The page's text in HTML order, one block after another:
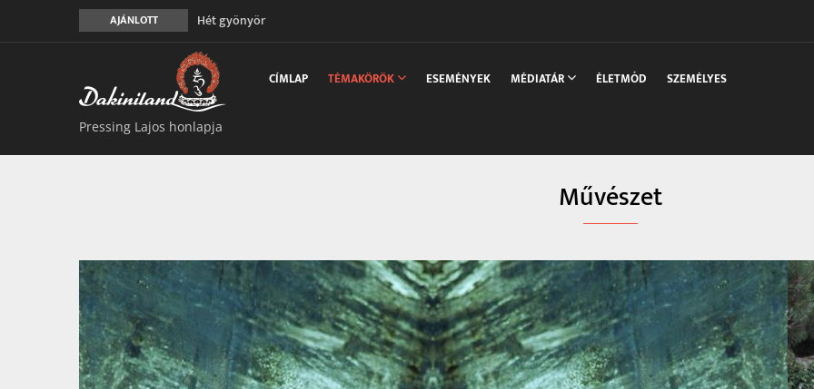
AJÁNLOTT
Hét gyönyör
Meghalni teljesen biztonságos
Minden más, mint aminek látszik
Vég nélküli leborulás
Pressing Lajos honlapja
navigation
CÍMLAP TÉMAKÖRÖK ESEMÉNYEK MÉDIATÁR ÉLETMÓD SZEMÉLYES
Művészet